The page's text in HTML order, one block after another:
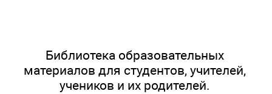
Библиотека образовательных
материалов для студентов, учителей,
учеников и их родителей.